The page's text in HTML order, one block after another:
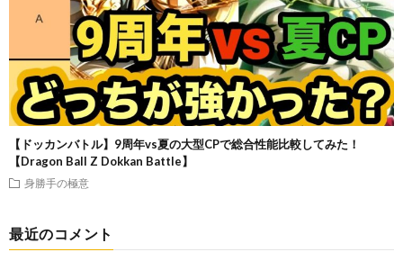
【ドッカンバトル】9周年vs夏の大型CPで総合性能比較してみた！
【Dragon Ball Z Dokkan Battle】
身勝手の極意
最近のコメント